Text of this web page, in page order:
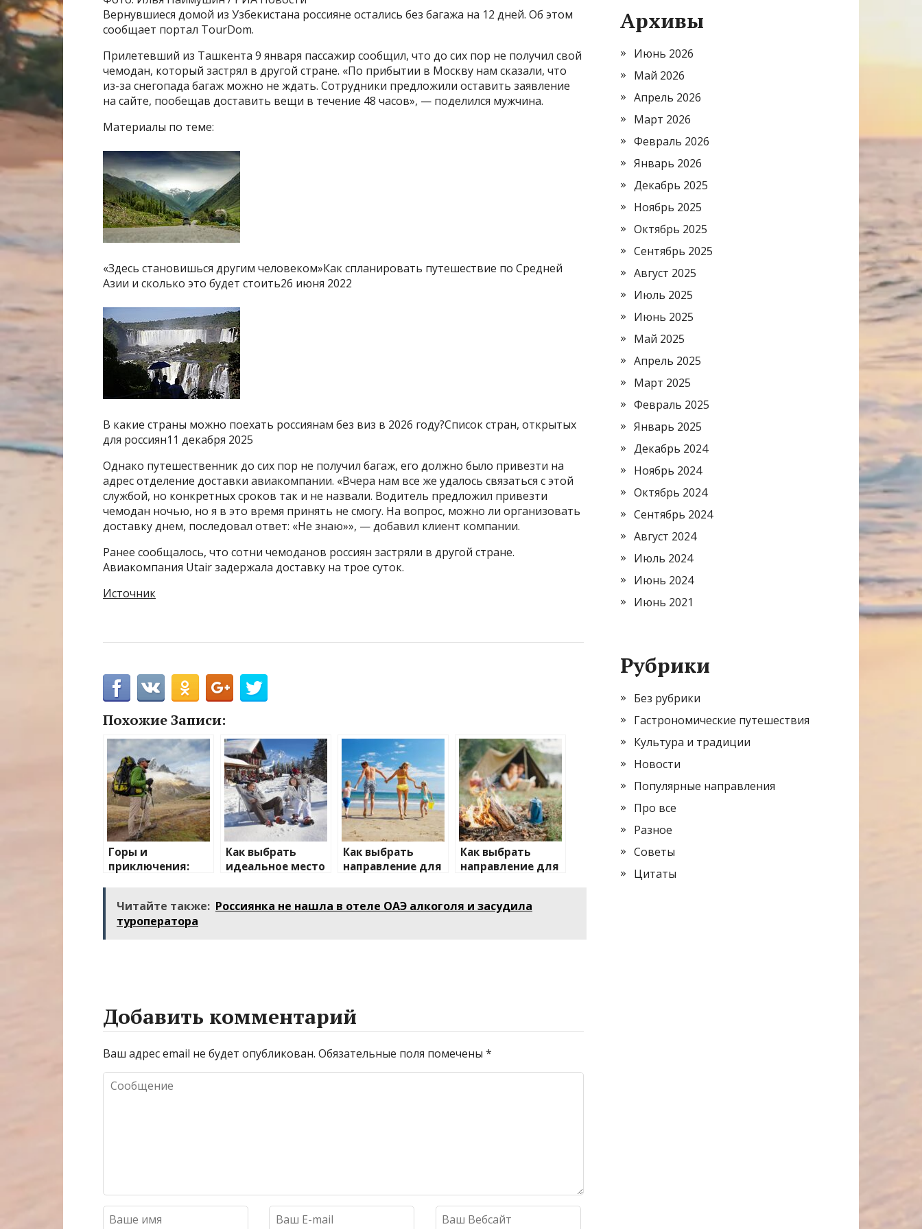
Вернувшиеся домой из Узбекистана россияне остались без багажа на 12 дней. Об этом
сообщает портал TourDom.
Прилетевший из Ташкента 9 января пассажир сообщил, что до сих пор не получил свой
чемодан, который застрял в другой стране. «По прибытии в Москву нам сказали, что
из-за снегопада багаж можно не ждать. Сотрудники предложили оставить заявление
на сайте, пообещав доставить вещи в течение 48 часов», — поделился мужчина.
Материалы по теме:
«Здесь становишься другим человеком»Как спланировать путешествие по Средней
Азии и сколько это будет стоить26 июня 2022
В какие страны можно поехать россиянам без виз в 2026 году?Список стран, открытых
для россиян11 декабря 2025
Однако путешественник до сих пор не получил багаж, его должно было привезти на
адрес отделение доставки авиакомпании. «Вчера нам все же удалось связаться с этой
службой, но конкретных сроков так и не назвали. Водитель предложил привезти
чемодан ночью, но я в это время принять не смогу. На вопрос, можно ли организовать
доставку днем, последовал ответ: «Не знаю»», — добавил клиент компании.
Ранее сообщалось, что сотни чемоданов россиян застряли в другой стране.
Авиакомпания Utair задержала доставку на трое суток.
Источник
Похожие Записи:
Горы и
приключения:
активного
отдыха
Как выбрать
идеальное место
Как выбрать
направление для
Как выбрать
направление для
Читайте также: Россиянка не нашла в отеле ОАЭ алкоголя и засудила
туроператора
Добавить комментарий
Ваш адрес email не будет опубликован. Обязательные поля помечены *
Архивы
Июнь 2026
Май 2026
Апрель 2026
Март 2026
Февраль 2026
Январь 2026
Декабрь 2025
Ноябрь 2025
Октябрь 2025
Сентябрь 2025
Август 2025
Июль 2025
Июнь 2025
Май 2025
Апрель 2025
Март 2025
Февраль 2025
Январь 2025
Декабрь 2024
Ноябрь 2024
Октябрь 2024
Сентябрь 2024
Август 2024
Июль 2024
Июнь 2024
Июнь 2021
Рубрики
Без рубрики
Гастрономические путешествия
Культура и традиции
Новости
Популярные направления
Про все
Разное
Советы
Цитаты